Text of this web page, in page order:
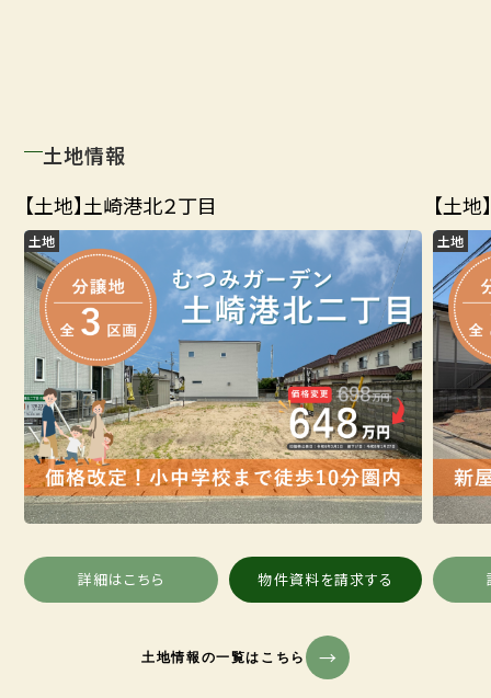
土地情報
【土地】土崎港北２丁目
土地
詳細はこちら 物件資料を請求する
【土
土地
土地情報の一覧はこちら